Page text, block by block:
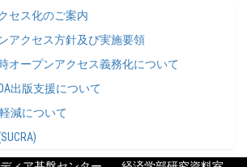
セス化のご案内
アクセス方針及び実施要領
オープンアクセス義務化について
出版支援について
減について